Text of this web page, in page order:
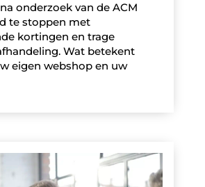
onderzoek van de ACM
te stoppen met
kortingen en trage
Wat betekent
eigen webshop en uw